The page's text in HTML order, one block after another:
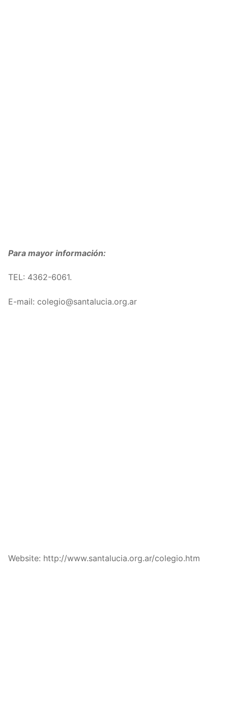
Para mayor información:
TEL: 4362-6061.
E-mail: colegio@santalucia.org.ar
Website: http://www.santalucia.org.ar/colegio.htm